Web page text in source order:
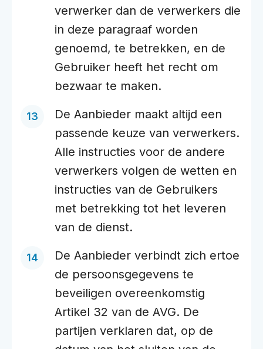
verwerker dan de verwerkers die
in deze paragraaf worden
genoemd, te betrekken, en de
Gebruiker heeft het recht om
bezwaar te maken.
De Aanbieder maakt altijd een
passende keuze van verwerkers.
Alle instructies voor de andere
verwerkers volgen de wetten en
instructies van de Gebruikers
met betrekking tot het leveren
van de dienst.
De Aanbieder verbindt zich ertoe
de persoonsgegevens te
beveiligen overeenkomstig
Artikel 32 van de AVG. De
partijen verklaren dat, op de